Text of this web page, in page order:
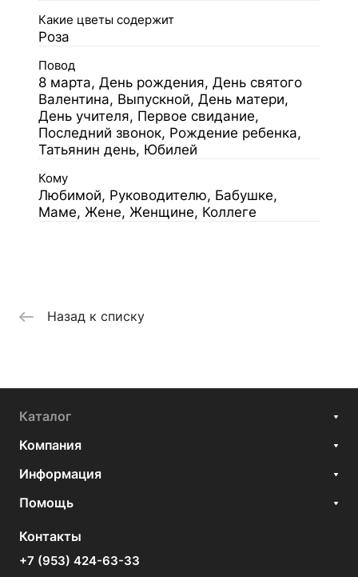
Какие цветы содержит
Роза
Повод
8 марта, День рождения, День святого
Валентина, Выпускной, День матери,
День учителя, Первое свидание,
Последний звонок, Рождение ребенка,
Татьянин день, Юбилей
Кому
Любимой, Руководителю, Бабушке,
Маме, Жене, Женщине, Коллеге
Назад к списку
Каталог
Компания
Информация
Помощь
Контакты
+7 (953) 424-63-33